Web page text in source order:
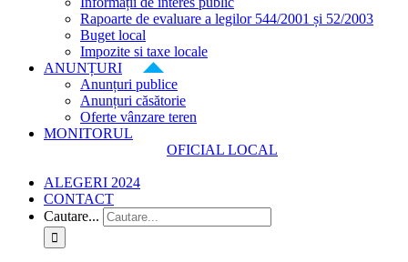
Rapoarte de evaluare a legilor 544/2001 și 52/2003
Buget local
Impozite si taxe locale
ANUNȚURI
Anunțuri publice
Anunțuri căsătorie
Oferte vânzare teren
MONITORUL
OFICIAL LOCAL
ALEGERI 2024
CONTACT
Cautare...